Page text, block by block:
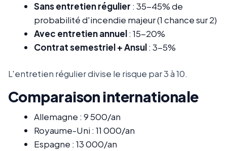
Sans entretien régulier : 35-45% de
probabilité d'incendie majeur (1 chance sur 2)
Avec entretien annuel: 15-20%
Contrat semestriel + Ansul: 3-5%
L'entretien régulier divise le risque par 3 à 10.
Comparaison internationale
Allemagne : 9 500/an
Royaume-Uni : 11 000/an
Espagne : 13 000/an